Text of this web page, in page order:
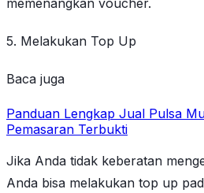
memenangkan voucher.
5. Melakukan Top Up
Baca juga
Panduan Lengkap Jual Pulsa
Pemasaran Terbukti
Jika Anda tidak keberatan
Anda bisa melakukan top up